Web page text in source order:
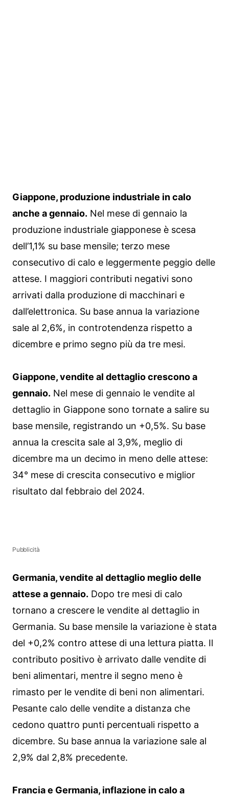
Giappone, produzione industriale in calo
anche a gennaio. Nel mese di gennaio la
produzione industriale giapponese è scesa
dell’1,1% su base mensile; terzo mese
consecutivo di calo e leggermente peggio delle
attese. I maggiori contributi negativi sono
arrivati dalla produzione di macchinari e
dall’elettronica. Su base annua la variazione
sale al 2,6%, in controtendenza rispetto a
dicembre e primo segno più da tre mesi.
Giappone, vendite al dettaglio crescono a
gennaio. Nel mese di gennaio le vendite al
dettaglio in Giappone sono tornate a salire su
base mensile, registrando un +0,5%. Su base
annua la crescita sale al 3,9%, meglio di
dicembre ma un decimo in meno delle attese:
34° mese di crescita consecutivo e miglior
risultato dal febbraio del 2024.
Pubblicità
Germania, vendite al dettaglio meglio delle
attese a gennaio. Dopo tre mesi di calo
tornano a crescere le vendite al dettaglio in
Germania. Su base mensile la variazione è stata
del +0,2% contro attese di una lettura piatta. Il
contributo positivo è arrivato dalle vendite di
beni alimentari, mentre il segno meno è
rimasto per le vendite di beni non alimentari.
Pesante calo delle vendite a distanza che
cedono quattro punti percentuali rispetto a
dicembre. Su base annua la variazione sale al
2,9% dal 2,8% precedente.
Francia e Germania, inflazione in calo a